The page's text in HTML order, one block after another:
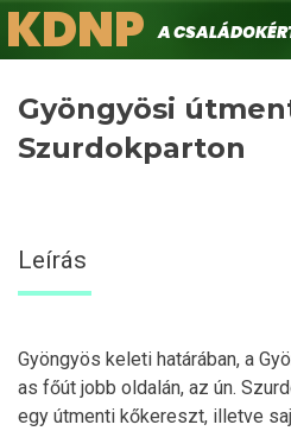
Ugrás
a
Keresés
KDNPA családokért.
Gyöngyösi
Szurdokparton
Leírás
Gyöngyös keleti határában, a
as főút jobb oldalán, az ún.
egy útmenti kőkereszt, illetve